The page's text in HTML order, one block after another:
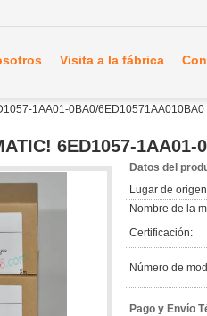
Visita a la fábrica
1AA01-0BA0/6ED10571AA010BA0
6ED1057-
Datos del
Lugar de
Nombre de la
Certificación:
Número de
Pago y Envío